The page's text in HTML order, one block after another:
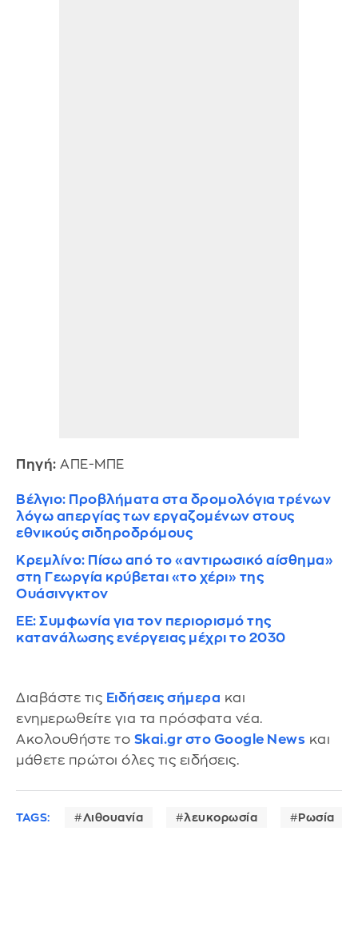
Πηγή: ΑΠΕ-ΜΠΕ
Βέλγιο: Προβλήματα στα δρομολόγια τρένων
λόγω απεργίας των εργαζομένων στους
εθνικούς σιδηροδρόμους
Κρεμλίνο: Πίσω από το «αντιρωσικό αίσθημα»
στη Γεωργία κρύβεται «το χέρι» της
Ουάσινγκτον
ΕΕ: Συμφωνία για τον περιορισμό της
κατανάλωσης ενέργειας μέχρι το 2030
Διαβάστε τις Ειδήσεις σήμερα και
ενημερωθείτε για τα πρόσφατα νέα.
Ακολουθήστε το Skai.gr στο Google News και
μάθετε πρώτοι όλες τις ειδήσεις.
TAGS: Λιθουανία λευκορωσία Ρωσία